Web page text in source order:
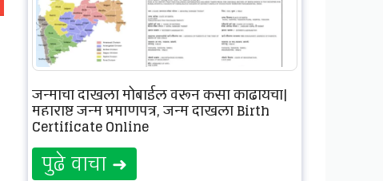
जन्माचा दाखला मोबाईल वरून कसा काढायचा|
महाराष्ट्र जन्म प्रमाणपत्र, जन्म दाखला Birth
Certificate Online
पुढे वाचा ➜